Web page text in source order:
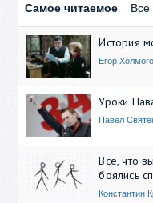
Самое читаемое Все
История
Егор
Уроки
Павел
Всё, что
боялись
Константин